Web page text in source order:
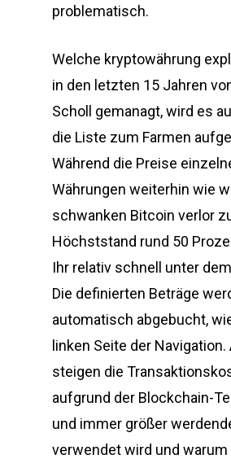
problematisch.
Welche kryptowährung
in den letzten 15 Jahren
Scholl gemanagt, wird es
die Liste zum Farmen
Während die Preise
Währungen weiterhin wie
schwanken Bitcoin verlor
Höchststand rund 50
Ihr relativ schnell unter
Die definierten Beträge
automatisch abgebucht,
linken Seite der
steigen die
aufgrund der Blockchain-
und immer größer
verwendet wird und warum